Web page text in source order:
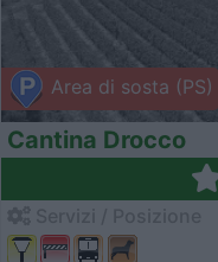
Area di sosta (PS)
Cantina Drocco